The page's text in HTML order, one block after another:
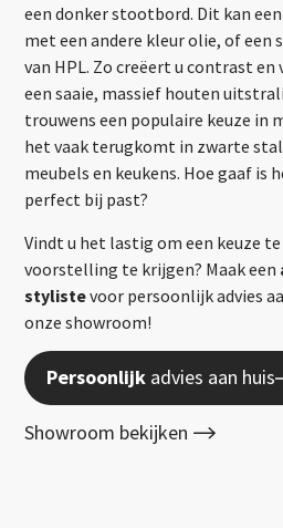
een donker stootbord. Dit kan
met een andere kleur olie, of
van HPL. Zo creëert u contrast
een saaie, massief houten
trouwens een populaire keuze in
het vaak terugkomt in zwarte
meubels en keukens. Hoe gaaf is
perfect bij past?
Vindt u het lastig om een keuze
voorstelling te krijgen? Maak een
stylistevoor persoonlijk advies
onze showroom!
Persoonlijk advies aan huis
Showroom bekijken